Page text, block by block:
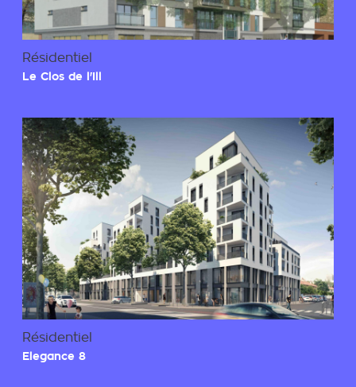
Résidentiel
Le Clos de l'Ill
Résidentiel
Elegance 8